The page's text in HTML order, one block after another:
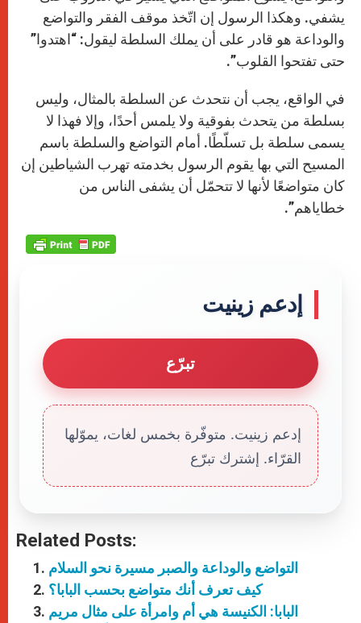
يشفي. وهكذا الرسول إن اتّخذ موقف الفقر والتواضع
والوداعة هو قادر على أن يملك السلطة ليقول: “اهتدوا”
حتى تفتحوا القلوب”.
في الواقع، يجب أن نتحدث عن السلطة بالمثال، وليس
بسلطة من يتحدث بفوقية ولا يلمس أحدًا، وإلا فهذا لا
يسمى سلطة بل تسلّطًا. أمام التواضع والسلطة باسم
المسيح التي بها يقوم الرسول بخدمته تهرب الشياطين إن
كان متواضعًا لأنها لا تتحمّل أن يشفى الناس من
خطاياهم”.
إدعم زينيت
تبرّع
إدعم زينيت. متوفّرة بخمس لغات، يموّلها
القرّاء. إشترك تبرّع
Related Posts:
التواضع والوداعة والصبر مسيرة نحو السلام
كيف تعرف أنك متواضع بحسب البابا؟
البابا: الكنيسة هي أم وامرأة على مثال مريم